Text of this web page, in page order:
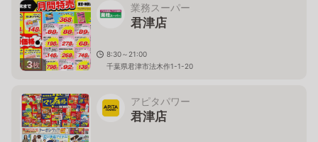
3枚
業務スーパー
君津店
8:30～21:00
千葉県君津市法木作1-1-20
アピタパワー
君津店